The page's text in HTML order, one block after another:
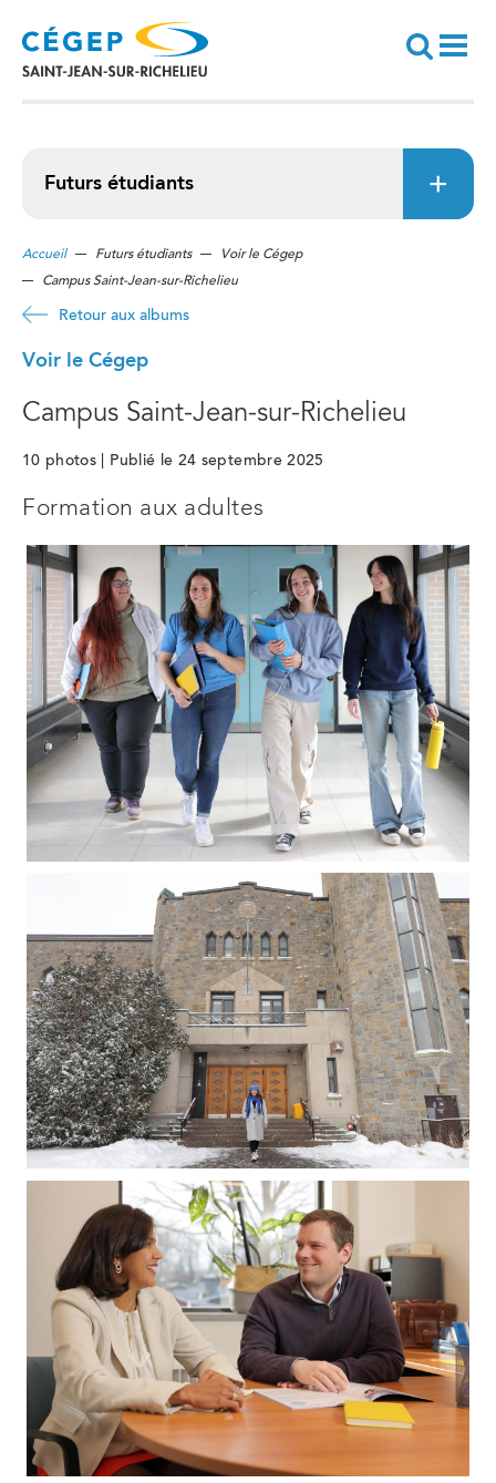
contenu
principal
Recherche
Futurs étudiants
Accueil Futurs étudiants
Voir le Cégep
Campus Saint-Jean-sur-Richelieu
Retour aux albums
Voir le Cégep
Campus Saint-Jean-sur-Richelieu
10 photos | Publié le 24 septembre 2025
Formation aux adultes